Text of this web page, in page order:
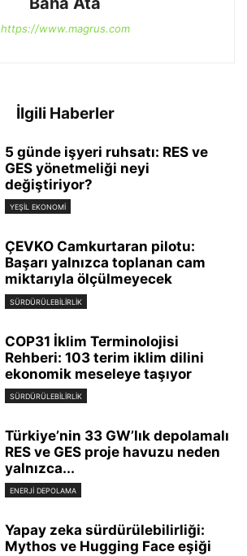
https://www.magrus.com
İlgili Haberler
5 günde işyeri ruhsatı: RES ve
GES yönetmeliği neyi
değiştiriyor?
YEŞIL EKONOMI
ÇEVKO Camkurtaran pilotu:
Başarı yalnızca toplanan cam
miktarıyla ölçülmeyecek
SÜRDÜRÜLEBILIRLIK
COP31 İklim Terminolojisi
Rehberi: 103 terim iklim dilini
ekonomik meseleye taşıyor
SÜRDÜRÜLEBILIRLIK
Türkiye’nin 33 GW’lık depolamalı
RES ve GES proje havuzu neden
yalnızca...
ENERJI DEPOLAMA
Yapay zeka sürdürülebilirliği:
Mythos ve Hugging Face eşiği